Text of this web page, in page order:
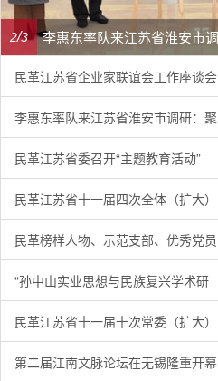
2/3
民革江苏省企业家联谊会工作座谈会
李惠东率队来江苏省淮安市调研：聚
民革江苏省委召开“主题教育活动”
民革江苏省十一届四次全体（扩大）
民革榜样人物、示范支部、优秀党员
“孙中山实业思想与民族复兴学术研
民革江苏省十一届十次常委（扩大）
第二届江南文脉论坛在无锡隆重开幕